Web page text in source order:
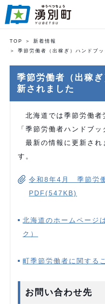
TOP
新着情報
季節労働者（出稼ぎ）ハンドブ
季節労働者（出稼
新されました
北海道では季節労働者
「季節労働者ハンドブ
最新の情報に更新され
す。
令和8年4月 季節労
PDF(547KB)
北海道のホームページ
ク）
町季節労働者に関する
お問い合わせ先